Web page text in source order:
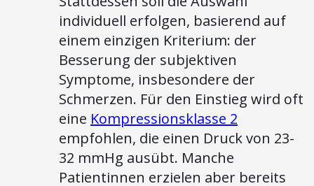
individuell erfolgen, basierend auf
einem einzigen Kriterium: der
Besserung der subjektiven
Symptome, insbesondere der
Schmerzen. Für den Einstieg wird oft
eine Kompressionsklasse 2
empfohlen, die einen Druck von 23-
32 mmHg ausübt. Manche
Patientinnen erzielen aber bereits